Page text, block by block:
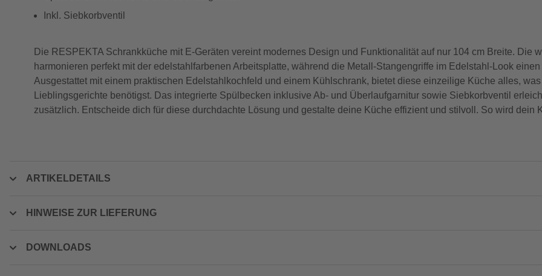
Inkl. Siebkorbventil
Die RESPEKTA Schrankküche mit E-Geräten vereint modernes Design und Funktionalität auf nur 104 cm Breite. Die
harmonieren perfekt mit der edelstahlfarbenen Arbeitsplatte, während die Metall-Stangengriffe im Edelstahl-Look
Ausgestattet mit einem praktischen Edelstahlkochfeld und einem Kühlschrank, bietet diese einzeilige Küche alles,
Lieblingsgerichte benötigst. Das integrierte Spülbecken inklusive Ab- und Überlaufgarnitur sowie Siebkorbventil
zusätzlich. Entscheide dich für diese durchdachte Lösung und gestalte deine Küche effizient und stilvoll. So wird dein
ARTIKELDETAILS
HINWEISE ZUR LIEFERUNG
DOWNLOADS